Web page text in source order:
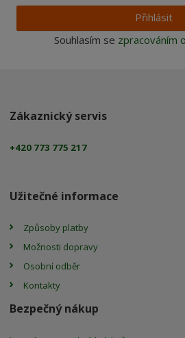
Přihlásit
Souhlasím se zpracováním
Zákaznický servis
+420 773 775 217
Užitečné informace
Způsoby platby
Možnosti dopravy
Osobní odběr
Kontakty
Bezpečný nákup